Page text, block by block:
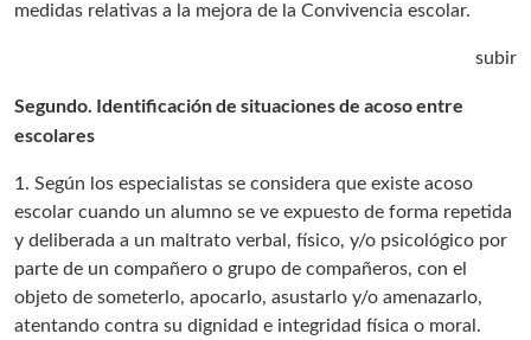
medidas relativas a la mejora de la Convivencia escolar.
subir
Segundo. Identificación de situaciones de acoso entre
escolares
1. Según los especialistas se considera que existe acoso
escolar cuando un alumno se ve expuesto de forma repetida
y deliberada a un maltrato verbal, físico, y/o psicológico por
parte de un compañero o grupo de compañeros, con el
objeto de someterlo, apocarlo, asustarlo y/o amenazarlo,
atentando contra su dignidad e integridad física o moral.